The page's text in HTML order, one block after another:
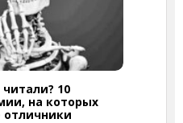
10
на которых